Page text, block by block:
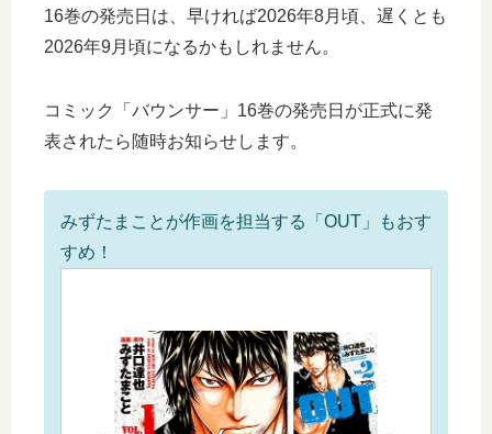
16巻の発売日は、早ければ2026年8月頃、遅くとも
2026年9月頃になるかもしれません。
コミック「バウンサー」16巻の発売日が正式に発
表されたら随時お知らせします。
みずたまことが作画を担当する「OUT」もおす
すめ！